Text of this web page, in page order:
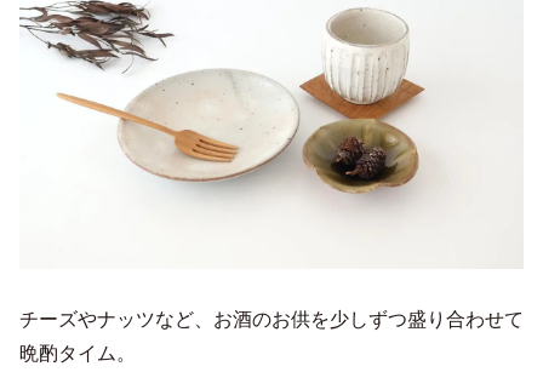
チーズやナッツなど、お酒のお供を少しずつ盛り合わせて
晩酌タイム。